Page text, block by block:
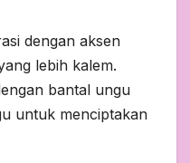
dengan aksen
lebih kalem.
bantal ungu
untuk menciptakan